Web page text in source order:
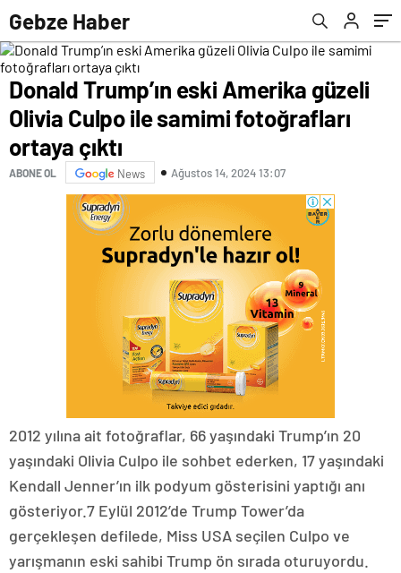
Gebze Haber
Donald Trump’ın eski Amerika güzeli
Olivia Culpo ile samimi fotoğrafları
ortaya çıktı
ABONE OL News Ağustos 14, 2024 13:07
2012 yılına ait fotoğraflar, 66 yaşındaki Trump’ın 20
yaşındaki Olivia Culpo ile sohbet ederken, 17 yaşındaki
Kendall Jenner’ın ilk podyum gösterisini yaptığı anı
gösteriyor.7 Eylül 2012’de Trump Tower’da
gerçekleşen defilede, Miss USA seçilen Culpo ve
yarışmanın eski sahibi Trump ön sırada oturuyordu.